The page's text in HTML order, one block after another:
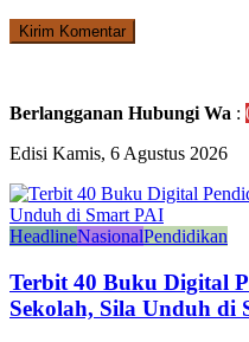
Berlangganan Hubungi Wa :
Edisi Kamis, 6 Agustus 2026
HeadlineNasionalPendidikan
Terbit 40 Buku Digital
Sekolah, Sila Unduh di